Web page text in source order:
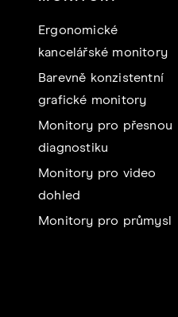
Ergonomické
kancelářské monitory
Barevně konzistentní
grafické monitory
Monitory pro přesnou
diagnostiku
Monitory pro video
dohled
Monitory pro průmysl